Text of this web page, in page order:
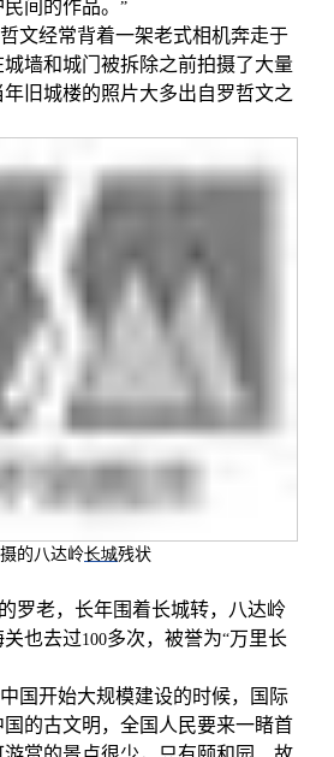
间的作品。 ”
文经常背着一架老式相机奔走于
墙和城门被拆除之前拍摄了大量
旧城楼的照片大多出自罗哲文之
的八达岭长城残状
罗老，长年围着长城转，八达岭
也去过100多次，被誉为“万里长
国开始大规模建设的时候，国际
的古文明，全国人民要来一睹首